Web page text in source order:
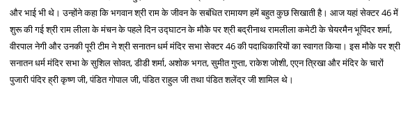
और भाई भी थे। उन्होंने कहा कि भगवान श्री राम के जीवन के सबंधित रामायण हमें बहुत कुछ सिखाती है। आज यहां सेक्टर 46 में
शुरू की गई श्री राम लीला के मंचन के पहले दिन उद्घाटन के मौके पर श्री बद्रीनाथ रामलीला कमेटी के चेयरमैन भूपिंदर शर्मा,
वीरपाल नेगी और उनकी पूरी टीम ने श्री सनातन धर्म मंदिर सभा सेक्टर 46 की पदाधिकारियों का स्वागत किया। इस मौके पर श्री
सनातन धर्म मंदिर सभा के सुशिल सोवत, डीडी शर्मा, अशोक भगत, सुमीत गुप्ता, राकेश जोशी, एएन त्रिखा और मंदिर के चारों
पुजारी पंदिर ह्री कृष्ण जी, पंडित गोपाल जी, पंडित राहुल जी तथा पंडित शलेंद्र जी शामिल थे।